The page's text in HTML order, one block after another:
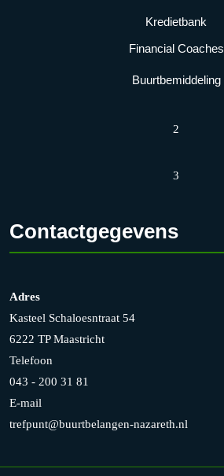
Kredietbank
Financial Coaches
Buurtbemiddeling
2
3
Contactgegevens
Adres
Kasteel Schaloesntraat 54
6222 TP Maastricht
Telefoon
043 - 200 31 81
E-mail
trefpunt@buurtbelangen-nazareth.nl